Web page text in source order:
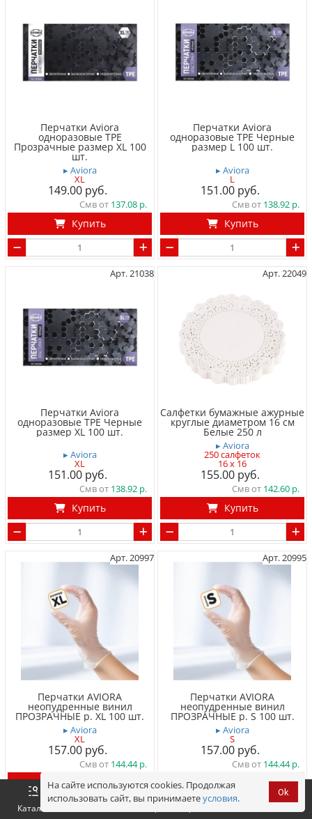
Перчатки Aviora
одноразовые TPE
Прозрачные размер XL 100
шт.
▸ Aviora
XL
149.00
Смв от 137.08
Купить
Перчатки Aviora
одноразовые TPE Черные
размер L 100 шт.
▸ Aviora
L
151.00
Смв от 138.92
Купить
Арт. 21038
Перчатки Aviora
одноразовые TPE Черные
размер XL 100 шт.
▸ Aviora
XL
151.00
Смв от 138.92
Купить
Арт. 22049
Салфетки бумажные ажурные
круглые диаметром 16 см
Белые 250 л
▸ Aviora
250 салфеток
16 x 16
155.00
Смв от 142.60
Купить
Арт. 20997
Перчатки AVIORA
неопудренные винил
ПРОЗРАЧНЫЕ р. XL 100 шт.
▸ Aviora
XL
157.00
Смв от 144.44
Купить
Арт. 20995
Перчатки AVIORA
неопудренные винил
ПРОЗРАЧНЫЕ р. S 100 шт.
▸ Aviora
S
157.00
Смв от 144.44
Купить
Каталог Корзина
Оформить
На сайте используются cookies. Продолжая
использовать сайт, вы принимаетеусловия. Ok